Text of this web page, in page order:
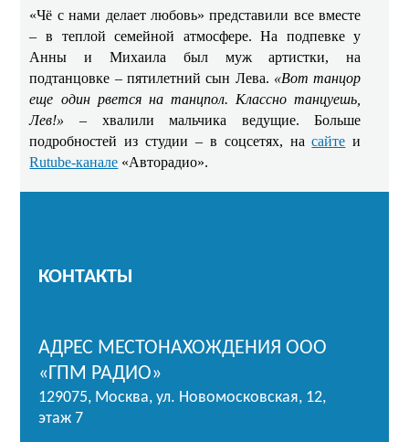
«Чё с нами делает любовь» представили все вместе
– в теплой семейной атмосфере. На подпевке у
Анны и Михаила был муж артистки, на
подтанцовке – пятилетний сын Лева. «Вот танцор
еще один рвется на танцпол. Классно танцуешь,
Лев!» – хвалили мальчика ведущие. Больше
подробностей из студии – в соцсетях, насайте и
Rutube-канале «Авторадио».
КОНТАКТЫ
АДРЕС МЕСТОНАХОЖДЕНИЯ ООО
«ГПМ РАДИО»
129075, Москва, ул. Новомосковская, 12,
этаж 7